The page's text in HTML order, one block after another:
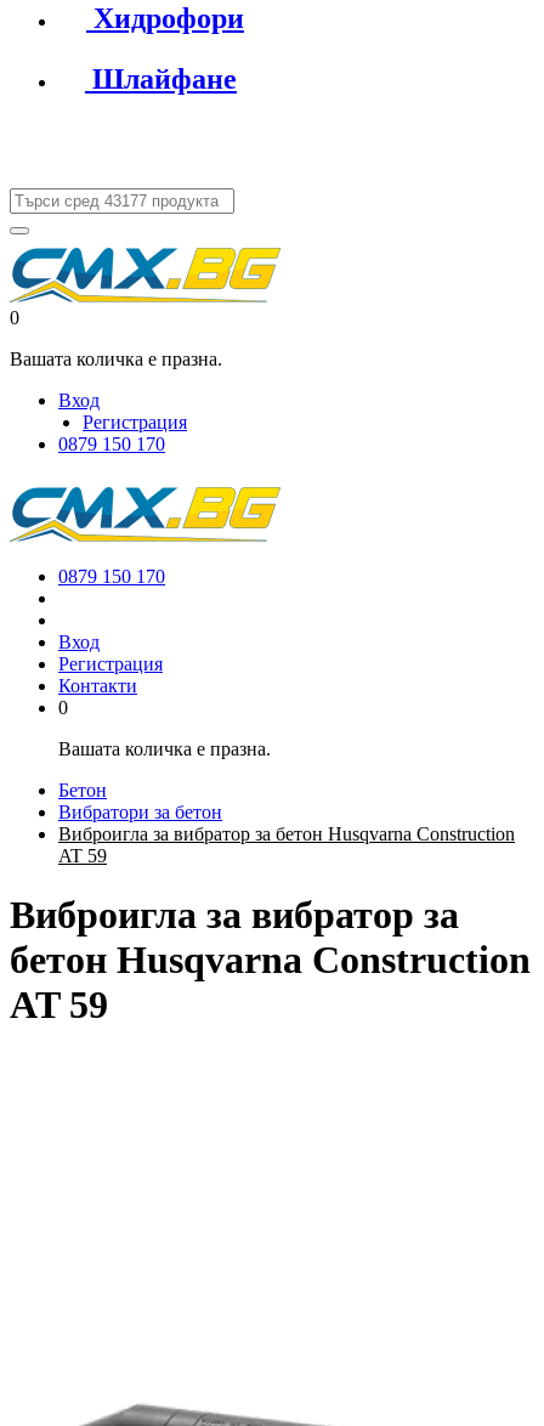
Хидрофори
Шлайфане
0
Вашата количка е празна.
Вход
Регистрация
0879 150 170
0879 150 170
Вход
Регистрация
Контакти
0
Вашата количка е празна.
Бетон
Вибратори за бетон
Виброигла за вибратор за бетон Husqvarna Construction
AT 59
Виброигла за вибратор за
бетон Husqvarna Construction
AT 59